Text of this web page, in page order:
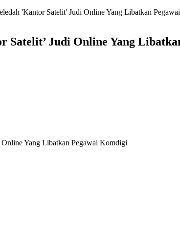
'Kantor Satelit' Judi Online Yang Libatkan
Satelit’ Judi Online Yang
Online Yang Libatkan Pegawai Komdigi